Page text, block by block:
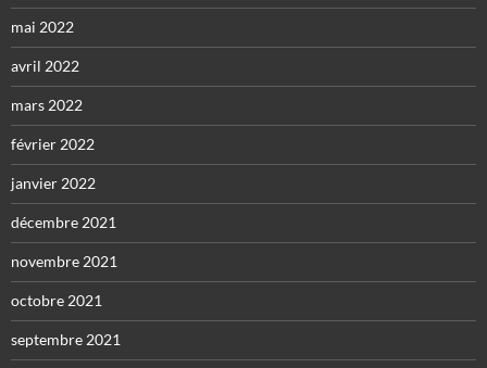
mai 2022
avril 2022
mars 2022
février 2022
janvier 2022
décembre 2021
novembre 2021
octobre 2021
septembre 2021